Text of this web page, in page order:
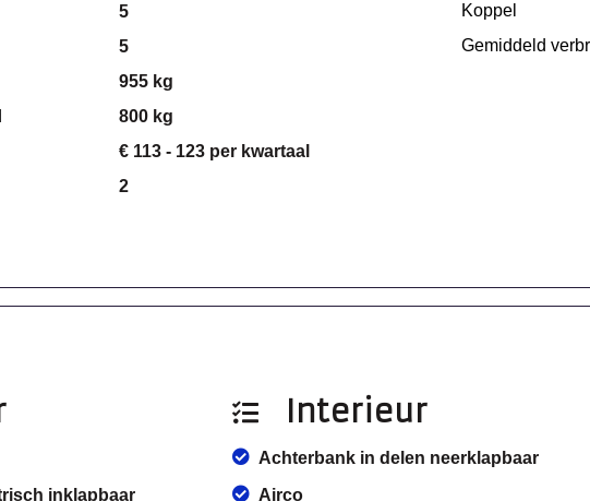
5
5
955 kg
800 kg
€ 113 - 123 per kwartaal
2
Koppel
Gemiddeld
inklapbaar
Interieur
Achterbank in delen neerklapbaar
Airco